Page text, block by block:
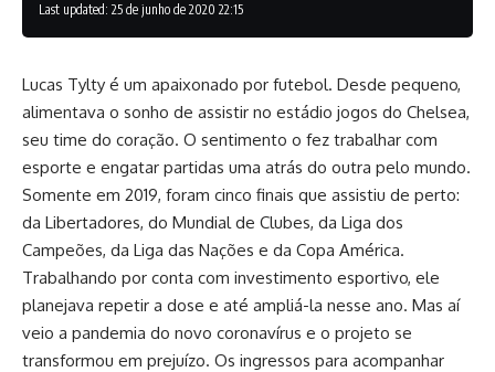
Last updated: 25 de junho de 2020 22:15
Lucas Tylty é um apaixonado por futebol. Desde pequeno,
alimentava o sonho de assistir no estádio jogos do Chelsea,
seu time do coração. O sentimento o fez trabalhar com
esporte e engatar partidas uma atrás do outra pelo mundo.
Somente em 2019, foram cinco finais que assistiu de perto:
da Libertadores, do Mundial de Clubes, da Liga dos
Campeões, da Liga das Nações e da Copa América.
Trabalhando por conta com investimento esportivo, ele
planejava repetir a dose e até ampliá-la nesse ano. Mas aí
veio a pandemia do novo coronavírus e o projeto se
transformou em prejuízo. Os ingressos para acompanhar